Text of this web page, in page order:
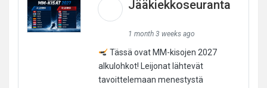
Jääkiekkoseuranta
1 month 3 weeks ago
Tässä ovat MM-kisojen 2027
alkulohkot! Leijonat lähtevät
tavoittelemaan menestystä